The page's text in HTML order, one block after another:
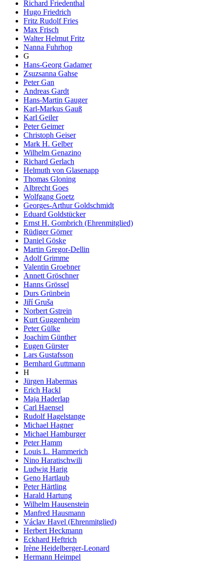
Richard Friedenthal
Hugo Friedrich
Fritz Rudolf Fries
Max Frisch
Walter Helmut Fritz
Nanna Fuhrhop
G
Hans-Georg Gadamer
Zsuzsanna Gahse
Peter Gan
Andreas Gardt
Hans-Martin Gauger
Karl-Markus Gauß
Karl Geiler
Peter Geimer
Christoph Geiser
Mark H. Gelber
Wilhelm Genazino
Richard Gerlach
Helmuth von Glasenapp
Thomas Gloning
Albrecht Goes
Wolfgang Goetz
Georges-Arthur Goldschmidt
Eduard Goldstücker
Ernst H. Gombrich (Ehrenmitglied)
Rüdiger Görner
Daniel Göske
Martin Gregor-Dellin
Adolf Grimme
Valentin Groebner
Annett Gröschner
Hanns Grössel
Durs Grünbein
Jiří Gruša
Norbert Gstrein
Kurt Guggenheim
Peter Gülke
Joachim Günther
Eugen Gürster
Lars Gustafsson
Bernhard Guttmann
H
Jürgen Habermas
Erich Hackl
Maja Haderlap
Carl Haensel
Rudolf Hagelstange
Michael Hagner
Michael Hamburger
Peter Hamm
Louis L. Hammerich
Nino Haratischwili
Ludwig Harig
Geno Hartlaub
Peter Härtling
Harald Hartung
Wilhelm Hausenstein
Manfred Hausmann
Václav Havel (Ehrenmitglied)
Herbert Heckmann
Eckhard Heftrich
Irène Heidelberger-Leonard
Hermann Heimpel